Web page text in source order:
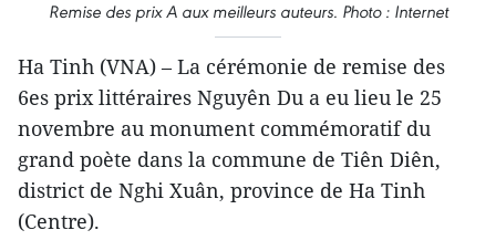
Remise des prix A aux meilleurs auteurs. Photo : Internet
Ha Tinh (VNA) – La cérémonie de remise d​es
6es prix littéraires Nguyên Du a eu lieu le 25
novembre au monument commémoratif du
grand poète dans la commune de Tiên Diên,
district de Nghi Xuân, province de Ha Tinh
(Centre).